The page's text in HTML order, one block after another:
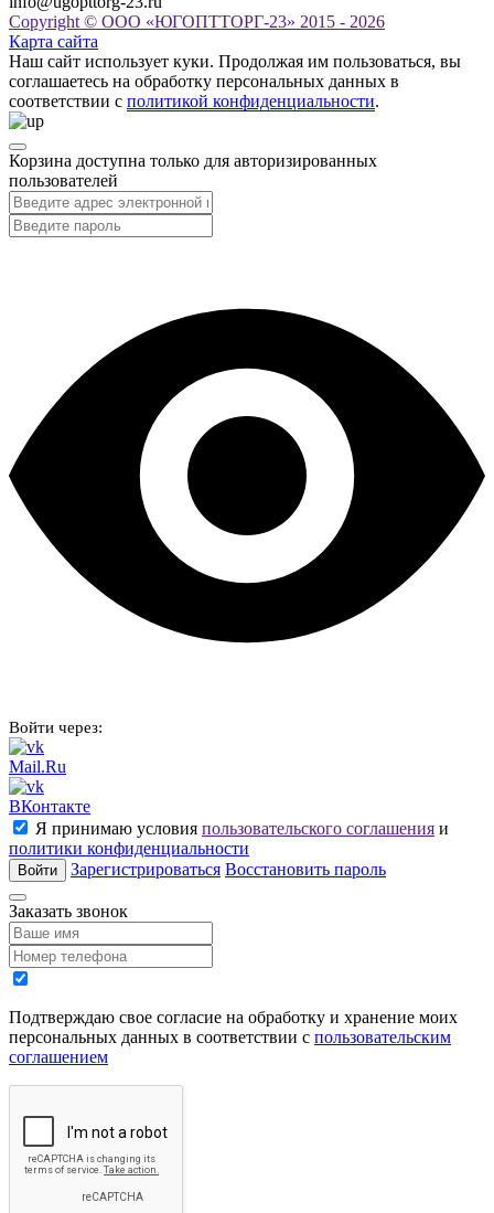
Copyright © ООО «ЮГОПТТОРГ-23» 2015 - 2026
Карта сайта
Наш сайт использует куки. Продолжая им пользоваться, вы
соглашаетесь на обработку персональных данных в
соответствии с политикой конфиденциальности.
Корзина доступна только для авторизированных
пользователей
Войти через:
Mail.Ru
ВКонтакте
Я принимаю условия пользовательского соглашения и
политики конфиденциальности
Войти Зарегистрироваться Восстановить пароль
Заказать звонок
Подтверждаю свое согласие на обработку и хранение моих
персональных данных в соответствии с пользовательским
соглашением